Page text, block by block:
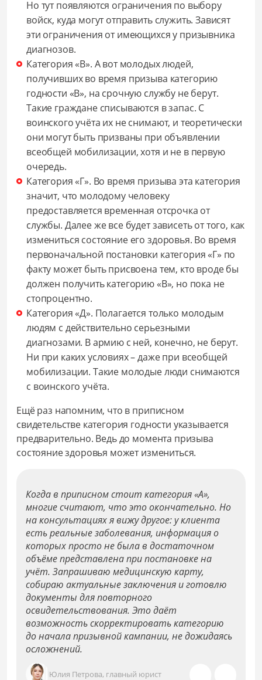
Но тут появляются ограничения по выбору
войск, куда могут отправить служить. Зависят
эти ограничения от имеющихся у призывника
диагнозов.
Категория «В». А вот молодых людей,
получивших во время призыва категорию
годности «В», на срочную службу не берут.
Такие граждане списываются в запас. С
воинского учёта их не снимают, и теоретически
они могут быть призваны при объявлении
всеобщей мобилизации, хотя и не в первую
очередь.
Категория «Г». Во время призыва эта категория
значит, что молодому человеку
предоставляется временная отсрочка от
службы. Далее же все будет зависеть от того, как
измениться состояние его здоровья. Во время
первоначальной постановки категория «Г» по
факту может быть присвоена тем, кто вроде бы
должен получить категорию «В», но пока не
стопроцентно.
Категория «Д». Полагается только молодым
людям с действительно серьезными
диагнозами. В армию с ней, конечно, не берут.
Ни при каких условиях – даже при всеобщей
мобилизации. Такие молодые люди снимаются
с воинского учёта.
Ещё раз напомним, что в приписном
свидетельстве категория годности указывается
предварительно. Ведь до момента призыва
состояние здоровья может измениться.
Когда в приписном стоит категория «А»,
многие считают, что это окончательно. Но
на консультациях я вижу другое: у клиента
есть реальные заболевания, информация о
которых просто не была в достаточном
объёме представлена при постановке на
учёт. Запрашиваю медицинскую карту,
собираю актуальные заключения и готовлю
документы для повторного
освидетельствования. Это даёт
возможность скорректировать категорию
до начала призывной кампании, не дожидаясь
осложнений.
Юлия Петрова, главный юрист